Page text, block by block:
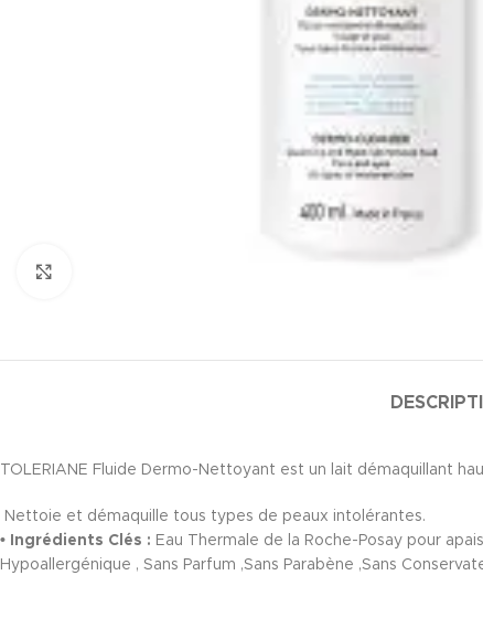
TOLERIANE Fluide Dermo-Nettoyant est un lait démaquillant
Nettoie et démaquille tous types de peaux intolérantes.
• Ingrédients Clés : Eau Thermale de la Roche-Posay pour
Hypoallergénique , Sans Parfum ,Sans Parabène ,Sans